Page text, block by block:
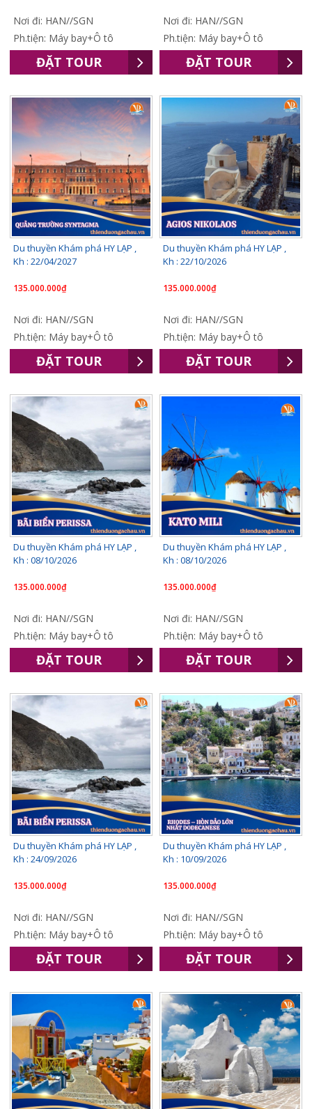
Nơi đi: HAN//SGN
Ph.tiện: Máy bay+Ô tô
ĐẶT TOUR
Nơi đi: HAN//SGN
Ph.tiện: Máy bay+Ô tô
ĐẶT TOUR
Du thuyền Khám phá HY LẠP ,
Kh : 22/04/2027
135.000.000₫
Nơi đi: HAN//SGN
Ph.tiện: Máy bay+Ô tô
ĐẶT TOUR
Du thuyền Khám phá HY LẠP ,
Kh : 22/10/2026
135.000.000₫
Nơi đi: HAN//SGN
Ph.tiện: Máy bay+Ô tô
ĐẶT TOUR
Du thuyền Khám phá HY LẠP ,
Kh : 08/10/2026
135.000.000₫
Nơi đi: HAN//SGN
Ph.tiện: Máy bay+Ô tô
ĐẶT TOUR
Du thuyền Khám phá HY LẠP ,
Kh : 08/10/2026
135.000.000₫
Nơi đi: HAN//SGN
Ph.tiện: Máy bay+Ô tô
ĐẶT TOUR
Du thuyền Khám phá HY LẠP ,
Kh : 24/09/2026
135.000.000₫
Nơi đi: HAN//SGN
Ph.tiện: Máy bay+Ô tô
ĐẶT TOUR
Du thuyền Khám phá HY LẠP ,
Kh : 10/09/2026
135.000.000₫
Nơi đi: HAN//SGN
Ph.tiện: Máy bay+Ô tô
ĐẶT TOUR